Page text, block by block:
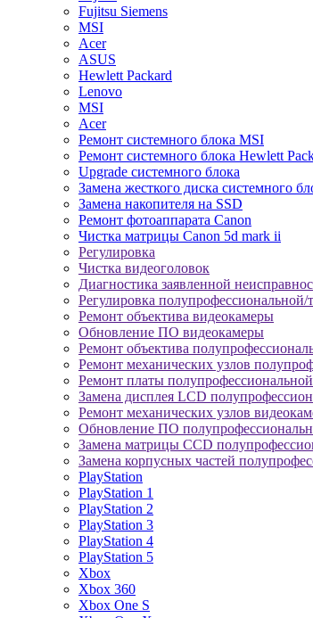
Fujitsu Siemens
MSI
Acer
ASUS
Hewlett Packard
Lenovo
MSI
Acer
Ремонт системного блока MSI
Ремонт системного блока Hewlett
Upgrade системного блока
Замена жесткого диска системного
Замена накопителя на SSD
Ремонт фотоаппарата Canon
Чистка матрицы Canon 5d mark ii
Регулировка
Чистка видеоголовок
Диагностика заявленной
Регулировка
Ремонт объектива видеокамеры
Обновление ПО видеокамеры
Ремонт объектива
Ремонт механических узлов
Ремонт платы
Замена дисплея LCD
Ремонт механических узлов
Обновление ПО
Замена матрицы CCD
Замена корпусных частей
PlayStation
PlayStation 1
PlayStation 2
PlayStation 3
PlayStation 4
PlayStation 5
Xbox
Xbox 360
Xbox One S